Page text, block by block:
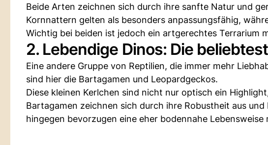
Beide Arten zeichnen sich durch ihre sanfte Natur und
Kornnattern gelten als besonders anpassungsfähig,
Wichtig bei beiden ist jedoch ein artgerechtes Terrarium
2. Lebendige Dinos: Die
Eine andere Gruppe von Reptilien, die immer mehr
sind hier die Bartagamen und Leopardgeckos.
Diese kleinen Kerlchen sind nicht nur optisch ein
Bartagamen zeichnen sich durch ihre Robustheit aus
hingegen bevorzugen eine eher bodennahe Lebensweise